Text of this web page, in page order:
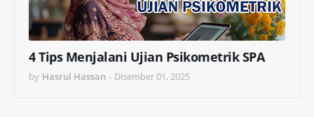
4 Tips Menjalani Ujian Psikometrik SPA
by Hasrul Hassan - Disember 01, 2025